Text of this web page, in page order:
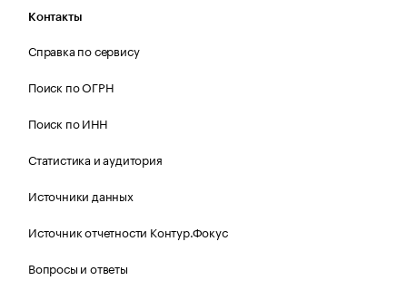
Контакты
Справка по сервису
Поиск по ОГРН
Поиск по ИНН
Статистика и аудитория
Источники данных
Источник отчетности Контур.Фокус
Вопросы и ответы